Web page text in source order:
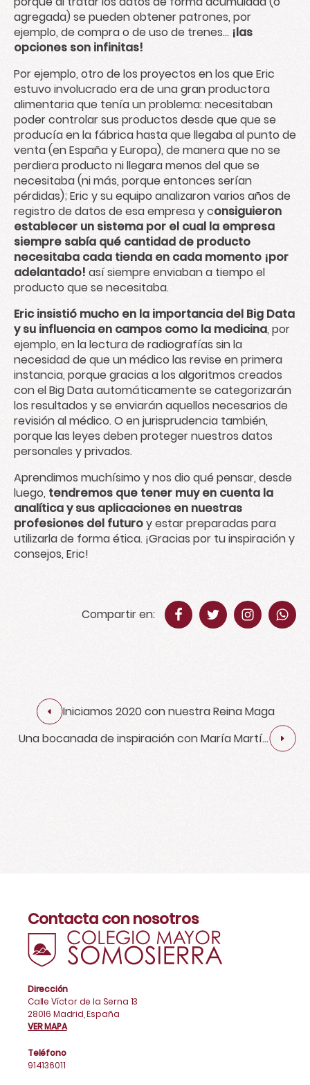
agregada) se pueden obtener patrones, por
ejemplo, de compra o de uso de trenes... ¡las
opciones son infinitas!
Por ejemplo, otro de los proyectos en los que Eric
estuvo involucrado era de una gran productora
alimentaria que tenía un problema: necesitaban
poder controlar sus productos desde que que se
producía en la fábrica hasta que llegaba al punto de
venta (en España y Europa), de manera que no se
perdiera producto ni llegara menos del que se
necesitaba (ni más, porque entonces serían
pérdidas); Eric y su equipo analizaron varios años de
registro de datos de esa empresa y consiguieron
establecer un sistema por el cual la empresa
siempre sabía qué cantidad de producto
necesitaba cada tienda en cada momento ¡por
adelantado! así siempre enviaban a tiempo el
producto que se necesitaba.
Eric insistió mucho en la importancia del Big Data
y su influencia en campos como la medicina, por
ejemplo, en la lectura de radiografías sin la
necesidad de que un médico las revise en primera
instancia, porque gracias a los algoritmos creados
con el Big Data automáticamente se categorizarán
los resultados y se enviarán aquellos necesarios de
revisión al médico. O en jurisprudencia también,
porque las leyes deben proteger nuestros datos
personales y privados.
Aprendimos muchísimo y nos dio qué pensar, desde
luego, tendremos que tener muy en cuenta la
analítica y sus aplicaciones en nuestras
profesiones del futuroy estar preparadas para
utilizarla de forma ética. ¡Gracias por tu inspiración y
consejos, Eric!
Compartir en:
Iniciamos 2020 con nuestra Reina Maga
Una bocanada de inspiración con María Martín
Contacta con nosotros
Dirección
Calle Víctor de la Serna 13
28016 Madrid, España
VER MAPA
Teléfono
914136011